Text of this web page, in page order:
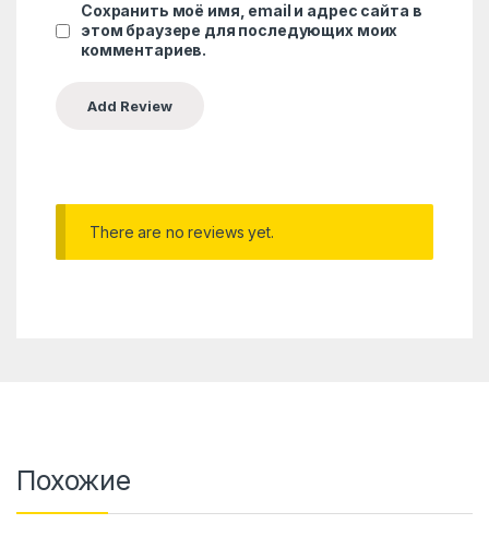
Сохранить моё имя, email и адрес сайта в
этом браузере для последующих моих
комментариев.
There are no reviews yet.
Похожие